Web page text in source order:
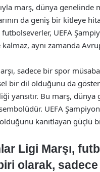
marş, dünya genelinde
da geniş bir kitleye
UEFA
aynı zamanda
sadece bir spor
bir dil olduğunu da
yansıtır. Bu marş,
UEFA
kanıtlayan güçlü
Ligi Marşı,
olarak,